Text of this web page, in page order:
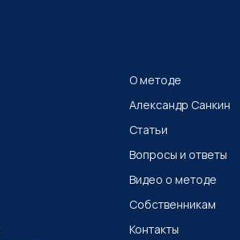
О методе
Александр Санкин
Статьи
Вопросы и ответы
Видео о методе
Собственникам
Контакты